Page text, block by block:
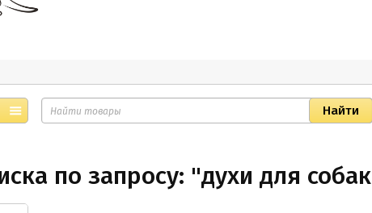
по запросу: "духи для